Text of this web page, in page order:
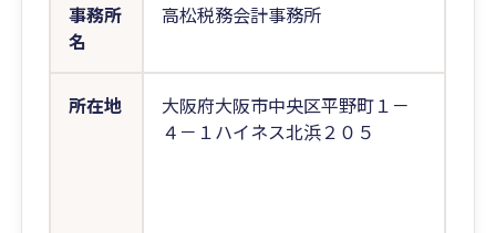
事務所
名
高松税務会計事務所
所在地
大阪府大阪市中央区平野町１－
４－１ハイネス北浜２０５